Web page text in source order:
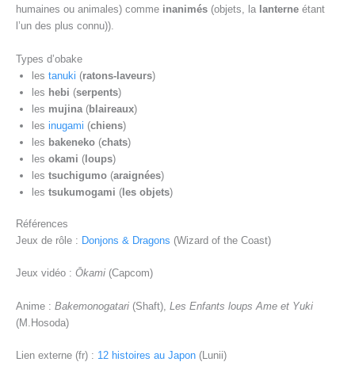
humaines ou animales) comme inanimés (objets, la lanterne étant
l’un des plus connu)).
Types d’obake
les tanuki (ratons-laveurs)
les hebi (serpents)
les mujina (blaireaux)
les inugami (chiens)
les bakeneko (chats)
les okami (loups)
les tsuchigumo (araignées)
les tsukumogami (les objets)
Références
Jeux de rôle : Donjons & Dragons (Wizard of the Coast)
Jeux vidéo : Ōkami (Capcom)
Anime : Bakemonogatari (Shaft), Les Enfants loups Ame et Yuki
(M.Hosoda)
Lien externe (fr) : 12 histoires au Japon (Lunii)